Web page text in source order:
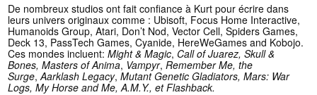
De nombreux studios ont fait confiance à Kurt pour écrire dans
leurs univers originaux comme : Ubisoft, Focus Home Interactive,
Humanoids Group, Atari, Don’t Nod, Vector Cell, Spiders Games,
Deck 13, PassTech Games, Cyanide, HereWeGames and Kobojo.
Ces mondes incluent:Might & Magic, Call of Juarez, Skull &
Bones, Masters of Anima, Vampyr,Remember Me, the
Surge,Aarklash Legacy,Mutant Genetic Gladiators, Mars: War
Logs, My Horse and Me, A.M.Y., et Flashback.